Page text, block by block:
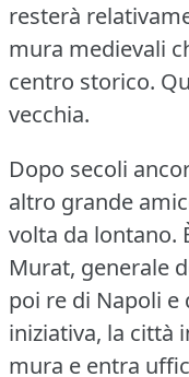
resterà
mura medievali
centro storico.
vecchia.
Dopo secoli
altro grande
volta da lontano.
Murat, generale
poi re di Napoli
iniziativa, la città
mura e entra